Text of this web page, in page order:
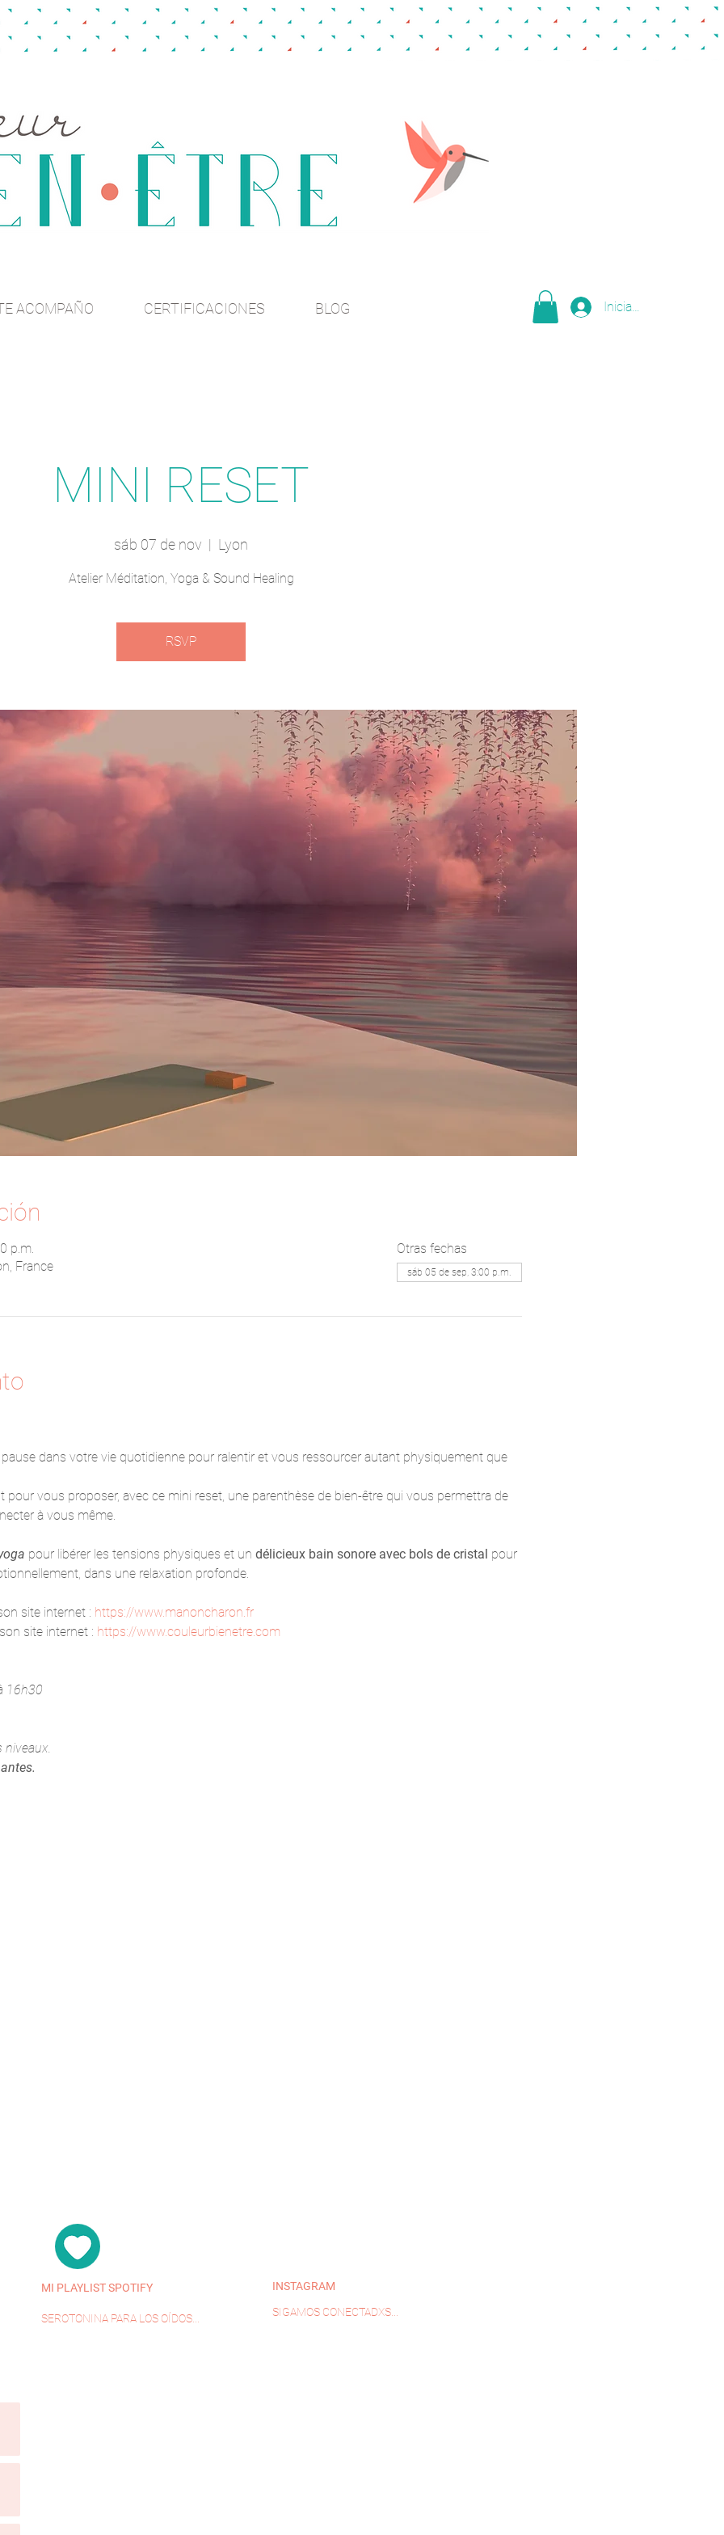
ACOMPAÑO CERTIFICACIONES BLOG Iniciar sesión
MINI RESET
sáb 07 de nov
  |
Lyon
Atelier Méditation, Yoga & Sound Healing
RSVP
p.m.
France
Otras fechas
sáb 05 de sep, 3:00 p.m.
dans votre vie quotidienne pour ralentir et vous ressourcer autant physiquement que
pour vous proposer, avec ce mini reset, une parenthèse de bien-être qui vous permettra de
à vous même.
pour libérer les tensions physiques et un délicieux bain sonore avec bols de cristal pour
dans une relaxation profonde.
site internet : https://www.manoncharon.fr
site internet : https://www.couleurbienetre.com
16h30
MI PLAYLIST SPOTIFY
SEROTONINA PARA LOS OÍDOS...
INSTAGRAM
SIGAMOS CONECTADXS...